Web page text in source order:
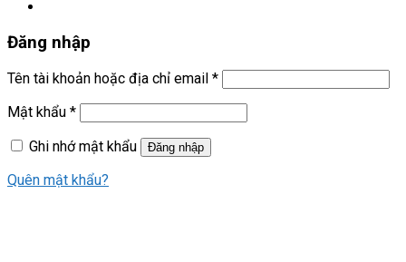
Đăng nhập
Tên tài khoản hoặc địa chỉ email *
Mật khẩu *
Ghi nhớ mật khẩu
Đăng nhập
Quên mật khẩu?